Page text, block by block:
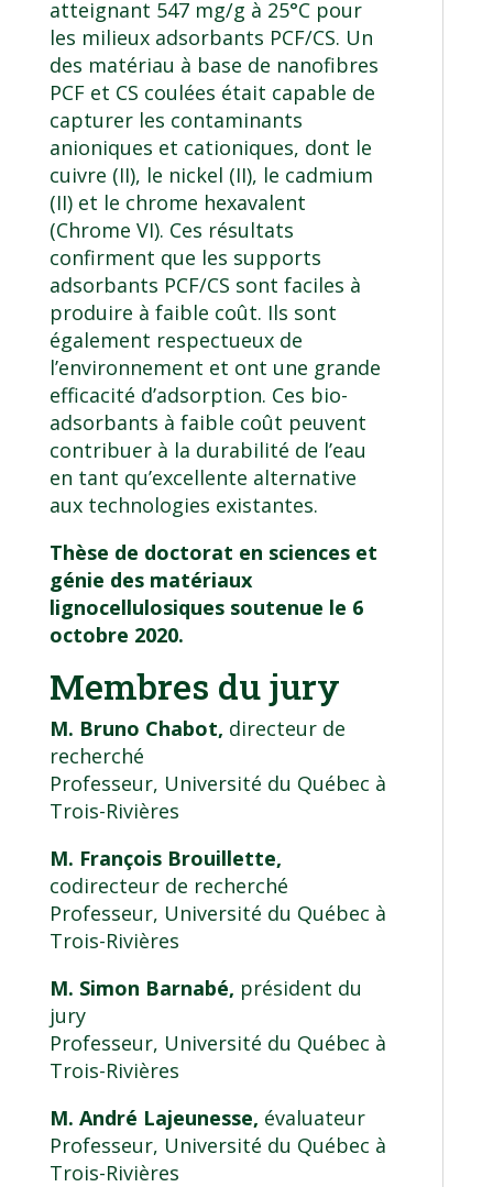
atteignant 547 mg/g à 25°C pour
les milieux adsorbants PCF/CS. Un
des matériau à base de nanofibres
PCF et CS coulées était capable de
capturer les contaminants
anioniques et cationiques, dont le
cuivre (II), le nickel (II), le cadmium
(II) et le chrome hexavalent
(Chrome VI). Ces résultats
confirment que les supports
adsorbants PCF/CS sont faciles à
produire à faible coût. Ils sont
également respectueux de
l’environnement et ont une grande
efficacité d’adsorption. Ces bio-
adsorbants à faible coût peuvent
contribuer à la durabilité de l’eau
en tant qu’excellente alternative
aux technologies existantes.
Thèse de doctorat en sciences et
génie des matériaux
lignocellulosiques soutenue le 6
octobre 2020.
Membres du jury
M. Bruno Chabot, directeur de
recherché
Professeur, Université du Québec à
Trois-Rivières
M. François Brouillette,
codirecteur de recherché
Professeur, Université du Québec à
Trois-Rivières
M. Simon Barnabé, président du
jury
Professeur, Université du Québec à
Trois-Rivières
M. André Lajeunesse, évaluateur
Professeur, Université du Québec à
Trois-Rivières